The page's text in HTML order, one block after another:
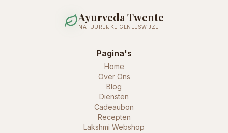
Ayurveda Twente
NATUURLIJKE GENEESWIJZE
Pagina's
Home
Over Ons
Blog
Diensten
Cadeaubon
Recepten
Lakshmi Webshop